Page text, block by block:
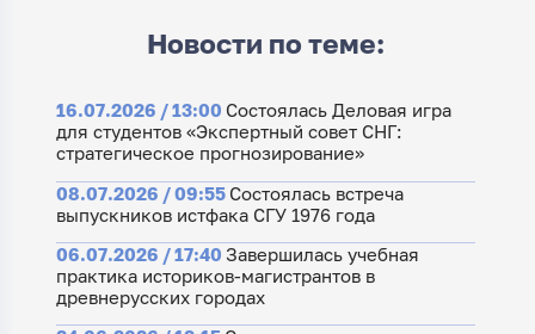
Новости по теме:
16.07.2026 / 13:00 Состоялась Деловая игра
для студентов «Экспертный совет СНГ:
стратегическое прогнозирование»
08.07.2026 / 09:55 Состоялась встреча
выпускников истфака СГУ 1976 года
06.07.2026 / 17:40 Завершилась учебная
практика историков-магистрантов в
древнерусских городах